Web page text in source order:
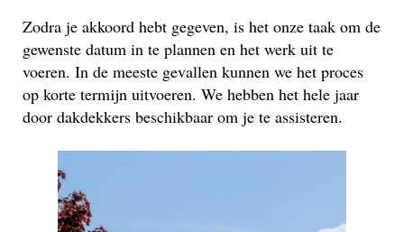
Zodra je akkoord hebt gegeven, is het onze taak om de
gewenste datum in te plannen en het werk uit te
voeren. In de meeste gevallen kunnen we het proces
op korte termijn uitvoeren. We hebben het hele jaar
door dakdekkers beschikbaar om je te assisteren.